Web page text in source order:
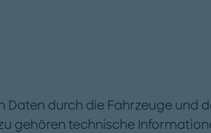
Daten durch die Fahrzeuge und
gehören technische